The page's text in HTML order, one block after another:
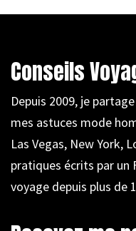
Conseils
Depuis 2009, je
mes astuces mode
Las Vegas, New York,
pratiques écrits par un
voyage depuis plus de